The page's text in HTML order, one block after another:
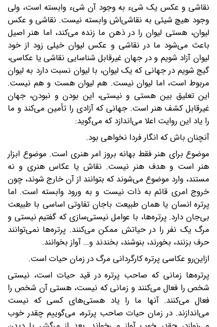
نقاشی و عکس یک شیء به وجود آن شیء وابسته است، ولی
وجود هیچ شیئی به نقاشی‌اش وابسته نیست. نقاشی و عکس
لیوان، هستی لیوان را در ذهن ما زنده می‌کند، اما هنر اصیل
باعث می‌شود ما در نقاشی و عکس لیوان خیلی زود از خود
لیوان آزاد شویم و در جهان غیرقابل شناسایی نقاشی یا عکاسی،
گیج شویم در جهانی که یک لیوان، با لیوان نسبت دارد به لیوان
مربوط است، اما لیوان نیست. هم لیوان هست و هم نیست.
این تعلیق بین هستی و نیستی، این بودن و نبودن، جهان
غیرقابل کشف هنر است. جهانی که آزادی را تأمین می‌کند و ما
را یاد این روایت اعلا می‌اندازد که می‌گوید:
آنچنان باش که انگار فردا نخواهی بود.
موضوع برای هنر فقط بهانه بروز امر هنری است. موضوع ابزار
هنر است و هدف هنر نیست. نقاش یا عکاس هنری و نه
مستند، وارد موضوع می‌شوند که بتوانند از آن خارج شوند، چون
خروج امری قائم به ذات نیست و به ورود وابسته است. اما
پرتره انسان یا همان طبیعت باجان تفاوتی اساسی با طبیعت
بی‌جان دارد. پرتره‌ها، با عوامل نیستی‌سازی که گفتیم نیستی و
مرگ یک نفر را در حیاتش ممکن می‌کنند. پرتره‌ها نمی‌توانند
حرف بزنند، بخورند، بنوشند، بخندند و...‌ آواز بخوانند.
از‌این‌رو عکاسی پرتره کارگردانی مرگ در زمان حیات است.
پرتره‌ها زمانی ‌که صاحب پرتره در قید حیات است، نیستی
شخص را فعال می‌کنند و زمانی که نیست، هستی آن شخص را
فعال می‌کنند. آنها ما را یاد هستی‌های کسی که نیست
می‌اندازند. در زمان حیات صاحب پرتره، می‌گوییم چقدر خوب